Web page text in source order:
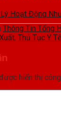
Hoạt Động
Thông Tin Tổng
, Thủ Tục Y Tế
hiển thị